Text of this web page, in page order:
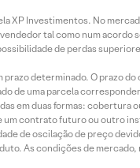
XP Investimentos. No
tal como num acordo
de perdas
determinado. O prazo do
de uma parcela
em duas formas: cobertura
um contrato futuro ou outro
de oscilação de preço
As condições de mercado,